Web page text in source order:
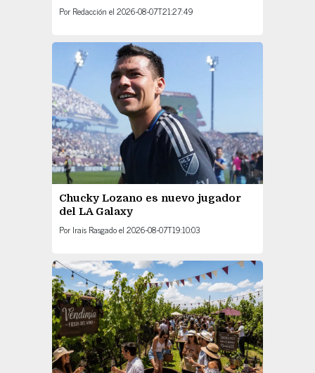
Por Redacción el 2026-08-07T21:27:49
Chucky Lozano es nuevo jugador
del LA Galaxy
Por Irais Rasgadoel 2026-08-07T19:10:03